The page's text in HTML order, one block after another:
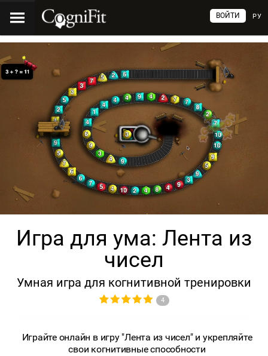
РУ
ВОЙТИ
Игра для ума: Лента из
чисел
Умная игра для когнитивной тренировки
4
Играйте онлайн в игру "Лента из чисел" и укрепляйте
свои когнитивные способности